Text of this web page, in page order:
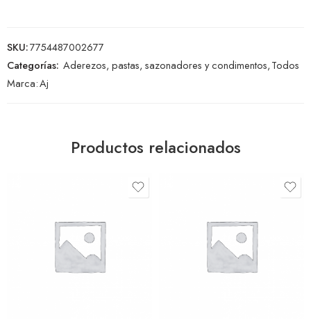
SKU:7754487002677
Categorías: Aderezos, pastas, sazonadores y condimentos,Todos
Marca:Aj
Productos relacionados